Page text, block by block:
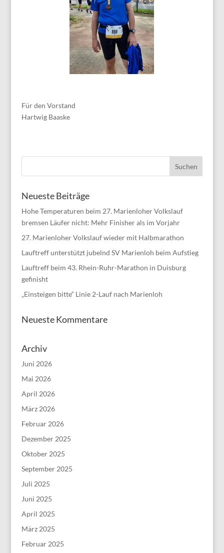
Für den Vorstand
Hartwig Baaske
Neueste Beiträge
Hohe Temperaturen beim 27. Marienloher Volkslauf
bremsen Läufer nicht: Mehr Finisher als im Vorjahr
27. Marienloher Volkslauf wieder mit Halbmarathon
Lauftreff unterstützt jubelnd SV Marienloh beim Aufstieg
Lauftreff beim 43. Rhein-Ruhr-Marathon in Duisburg
gefinisht
„Einsteigen bitte“ Linie 2-Lauf nach Marienloh
Neueste Kommentare
Archiv
Juni 2026
Mai 2026
April 2026
März 2026
Februar 2026
Dezember 2025
Oktober 2025
September 2025
Juli 2025
Juni 2025
April 2025
März 2025
Februar 2025